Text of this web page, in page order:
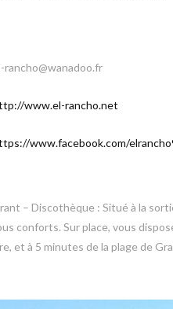
rancho@wanadoo.fr
www.el-rancho.net
www.facebook.com/
– Discothèque : Situé à la
conforts. Sur place, vous
et à 5 minutes de la plage de